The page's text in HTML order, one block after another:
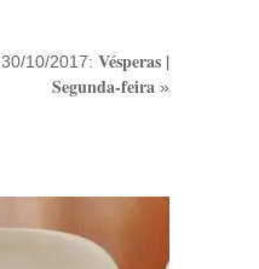
30/10/2017: Vésperas |
Segunda-feira »